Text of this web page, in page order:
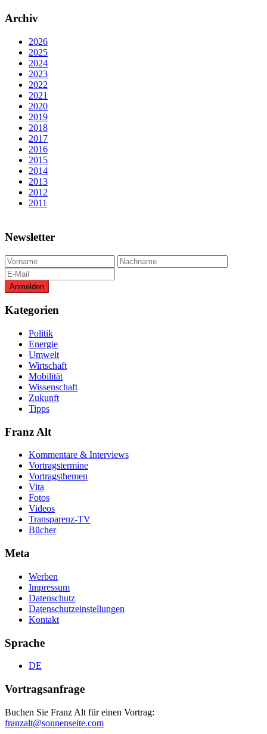
Archiv
2026
2025
2024
2023
2022
2021
2020
2019
2018
2017
2016
2015
2014
2013
2012
2011
Newsletter
Kategorien
Politik
Energie
Umwelt
Wirtschaft
Mobilität
Wissenschaft
Zukunft
Tipps
Franz Alt
Kommentare & Interviews
Vortragstermine
Vortragsthemen
Vita
Fotos
Videos
Transparenz-TV
Bücher
Meta
Werben
Impressum
Datenschutz
Datenschutzeinstellungen
Kontakt
Sprache
DE
Vortragsanfrage
Buchen Sie Franz Alt für einen Vortrag:
franzalt@sonnenseite.com